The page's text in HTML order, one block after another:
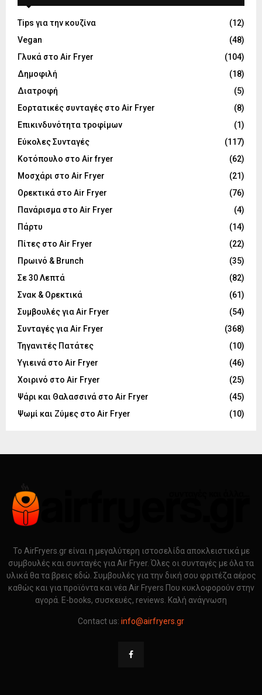
Tips για την κουζίνα
(12)
Vegan
(48)
Γλυκά στο Air Fryer
(104)
Δημοφιλή
(18)
Διατροφή
(5)
Εορτατικές συνταγές στο Air Fryer
(8)
Επικινδυνότητα τροφίμων
(1)
Εύκολες Συνταγές
(117)
Κοτόπουλο στο Air fryer
(62)
Μοσχάρι στο Air Fryer
(21)
Ορεκτικά στο Air Fryer
(76)
Πανάρισμα στο Air Fryer
(4)
Πάρτυ
(14)
Πίτες στο Air Fryer
(22)
Πρωινό & Brunch
(35)
Σε 30 Λεπτά
(82)
Σνακ & Ορεκτικά
(61)
Συμβουλές για Air Fryer
(54)
Συνταγές για Air Fryer
(368)
Τηγανιτές Πατάτες
(10)
Υγιεινά στο Air Fryer
(46)
Χοιρινό στο Air Fryer
(25)
Ψάρι και Θαλασσινά στο Air Fryer
(45)
Ψωμί και Ζύμες στο Air Fryer
(10)
Το AirFryers.gr είναι η μεγαλύτερη ιστοσελίδα αποκλειστικά με
συμβουλές και συνταγές για Air Fryer. Όλες οι συνταγές με όλα τα
υλικά θα τα βρεις εδώ. Συμβουλές για την δική σου φριτέζα αέρος
καθώς και για προϊόντα και νέα Air Fryers Που κυκλοφορούν στην
αγορά. E-books, συσκευές, reviews. Καλή ανάγνωση
Contact us: info@airfryers.gr